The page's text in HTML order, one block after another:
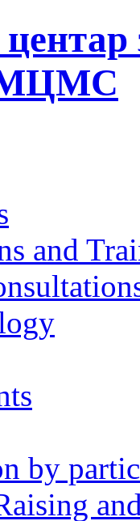
МЦМС
and
by